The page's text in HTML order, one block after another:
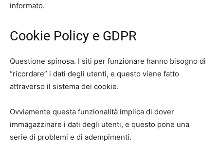
informato.
Cookie Policy e GDPR
Questione spinosa. I siti per funzionare hanno bisogno di
“ricordare” i dati degli utenti, e questo viene fatto
attraverso il sistema dei cookie.
Ovviamente questa funzionalità implica di dover
immagazzinare i dati degli utenti, e questo pone una
serie di problemi e di adempimenti.